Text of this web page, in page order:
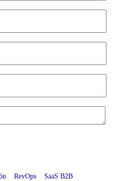
RevOps SaaS B2B